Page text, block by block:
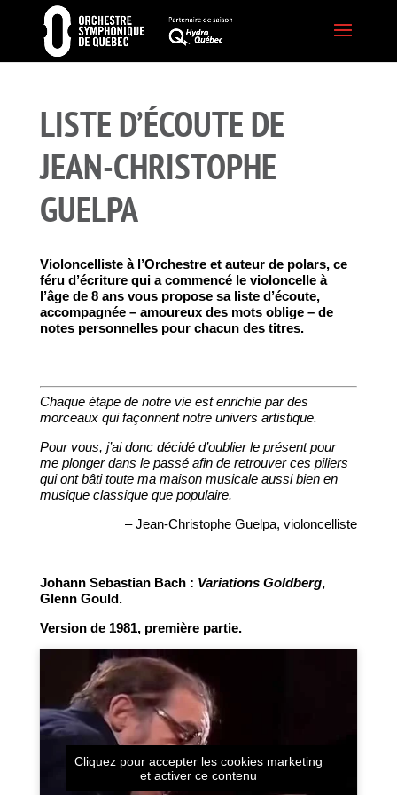
LISTE D’ÉCOUTE DE
JEAN-CHRISTOPHE
GUELPA
Violoncelliste à l’Orchestre et auteur de polars, ce
féru d’écriture qui a commencé le violoncelle à
l’âge de 8 ans vous propose sa liste d’écoute,
accompagnée – amoureux des mots oblige – de
notes personnelles pour chacun des titres.
Chaque étape de notre vie est enrichie par des
morceaux qui façonnent notre univers artistique.
Pour vous, j’ai donc décidé d’oublier le présent pour
me plonger dans le passé afin de retrouver ces piliers
qui ont bâti toute ma maison musicale aussi bien en
musique classique que populaire.
– Jean-Christophe Guelpa, violoncelliste
Johann Sebastian Bach : Variations Goldberg,
Glenn Gould.
Version de 1981, première partie.
Cliquez pour accepter les cookies marketing
et activer ce contenu